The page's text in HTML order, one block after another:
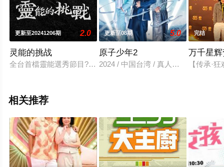
更新至20241206期 2.0
灵能的挑战
全台首檔靈能選秀節目??由主持人 Joeman、白瑜、阿拉斯 帶
更新至08期 5.0
原子少年2
2024 / 中国台湾 / 真人秀,港台综艺
完结
万千星
【传承·
相关推荐